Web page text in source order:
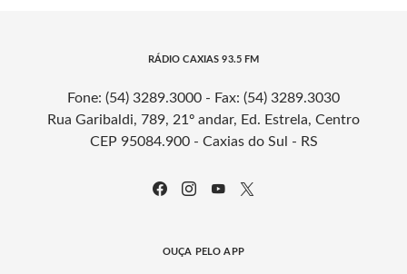
RÁDIO CAXIAS 93.5 FM
Fone: (54) 3289.3000 - Fax: (54) 3289.3030
Rua Garibaldi, 789, 21º andar, Ed. Estrela, Centro
CEP 95084.900 - Caxias do Sul - RS
OUÇA PELO APP